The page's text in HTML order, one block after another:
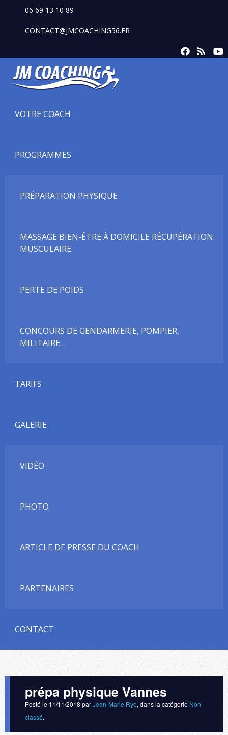
06 69 13 10 89
CONTACT@JMCOACHING56.FR
VOTRE COACH
PROGRAMMES
PRÉPARATION PHYSIQUE
MASSAGE BIEN-ÊTRE À DOMICILE RÉCUPÉRATION
MUSCULAIRE
PERTE DE POIDS
CONCOURS DE GENDARMERIE, POMPIER,
MILITAIRE…
TARIFS
GALERIE
VIDÉO
PHOTO
ARTICLE DE PRESSE DU COACH
PARTENAIRES
CONTACT
prépa physique Vannes
Posté le 11/11/2018 parJean-Marie Ryo, dans la catégorie Non
classé.